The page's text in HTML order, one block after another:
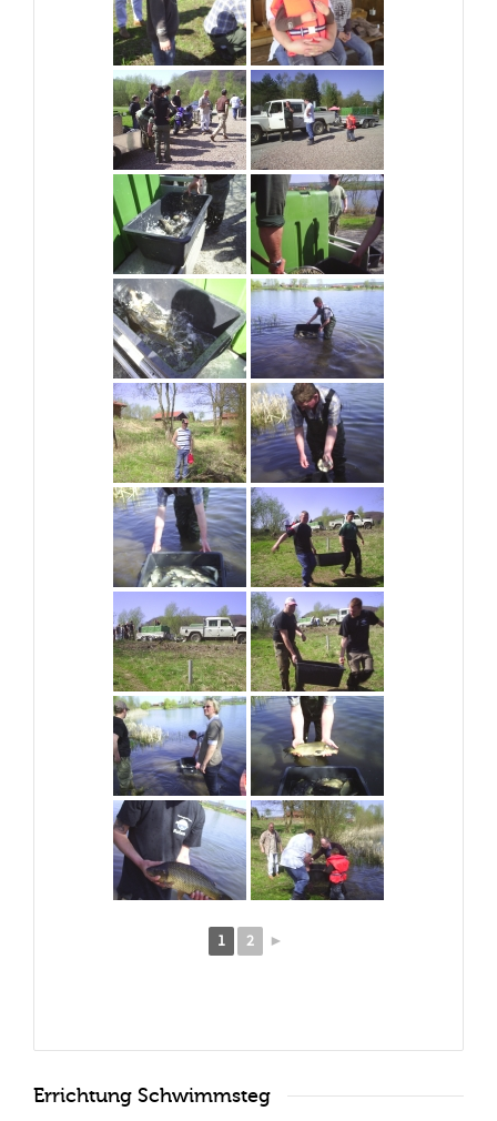
1 2 ►
Errichtung Schwimmsteg